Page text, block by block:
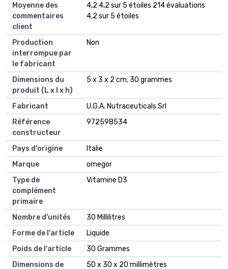
Moyenne des
commentaires
client
4,2 4,2 sur 5 étoiles 214 évaluations
4,2 sur 5 étoiles
Production
interrompue par
le fabricant
Non
Dimensions du
produit (L x l x h)
5 x 3 x 2 cm; 30 grammes
Fabricant
U.G.A. Nutraceuticals Srl
Référence
constructeur
972598534
Pays d'origine
Italie
Marque
omegor
Type de
complément
primaire
Vitamine D3
Nombre d'unités
30 Millilitres
Forme de l'article
Liquide
Poids de l'article
30 Grammes
Dimensions de
50 x 30 x 20 millimètres